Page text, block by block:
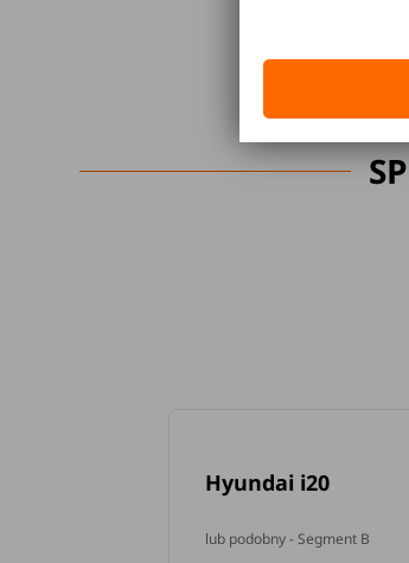
Hyundai i20
lub podobny - Segment B